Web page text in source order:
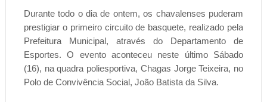
Durante todo o dia de ontem, os chavalenses puderam
prestigiar o primeiro circuito de basquete, realizado pela
Prefeitura Municipal, através do Departamento de
Esportes. O evento aconteceu neste último Sábado
(16), na quadra poliesportiva, Chagas Jorge Teixeira, no
Polo de Convivência Social, João Batista da Silva.